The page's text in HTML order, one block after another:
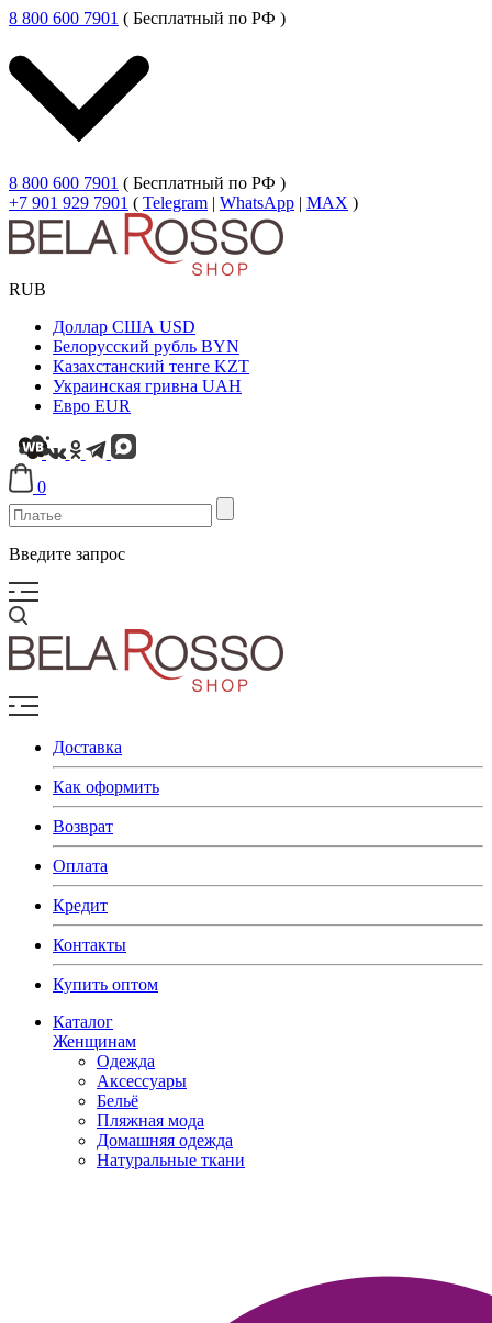
8 800 600 7901 ( Бесплатный по РФ )
8 800 600 7901 ( Бесплатный по РФ )
+7 901 929 7901 ( Telegram | WhatsApp | MAX )
RUB
Доллар США USD
Белорусский рубль BYN
Казахстанский тенге KZT
Украинская гривна UAH
Евро EUR
0
Введите запрос
Доставка
Как оформить
Возврат
Оплата
Кредит
Контакты
Купить оптом
Каталог
Женщинам
Одежда
Аксессуары
Бельё
Пляжная мода
Домашняя одежда
Натуральные ткани